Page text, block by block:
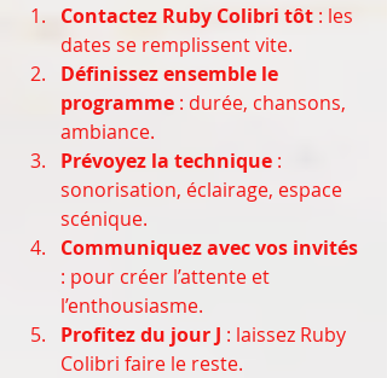
Contactez Ruby Colibri tôt : les
dates se remplissent vite.
Définissez ensemble le
programme : durée, chansons,
ambiance.
Prévoyez la technique :
sonorisation, éclairage, espace
scénique.
Communiquez avec vos invités
: pour créer l’attente et
l’enthousiasme.
Profitez du jour J : laissez Ruby
Colibri faire le reste.